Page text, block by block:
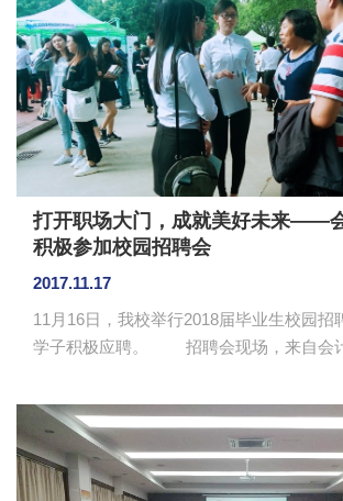
过讲述自身经历，提出作为学生干部最重
沟通，做到事前汇报、事中反馈、事后总
生干部在协调学习与工作、人际沟通与交
聚力等方面的问题，围绕“...
打开职场大门，成就美好未来——
积极参加校园招聘会
2017.11.17
11月16日，我校举行2018届毕业生校园招
学子积极应聘。 招聘会现场，来自会计学院的280余名
位前浏览企业简介和职位介绍。在心仪的
业生们诚恳地递上自己的简历，大方地向
绍，与招聘企业的HR进行面对面交流。会
杰、党总支书记钟远辉、毕业班辅导员廖